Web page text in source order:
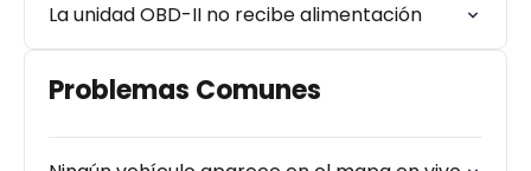
La unidad OBD-II no recibe alimentación
Problemas Comunes